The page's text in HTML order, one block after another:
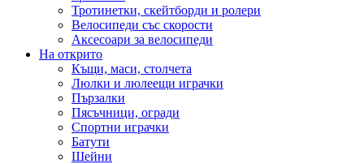
Тротинетки, скейтборди и ролери
Велосипеди със скорости
Аксесоари за велосипеди
На открито
Къщи, маси, столчета
Люлки и люлеещи играчки
Пързалки
Пясъчници, огради
Спортни играчки
Батути
Шейни